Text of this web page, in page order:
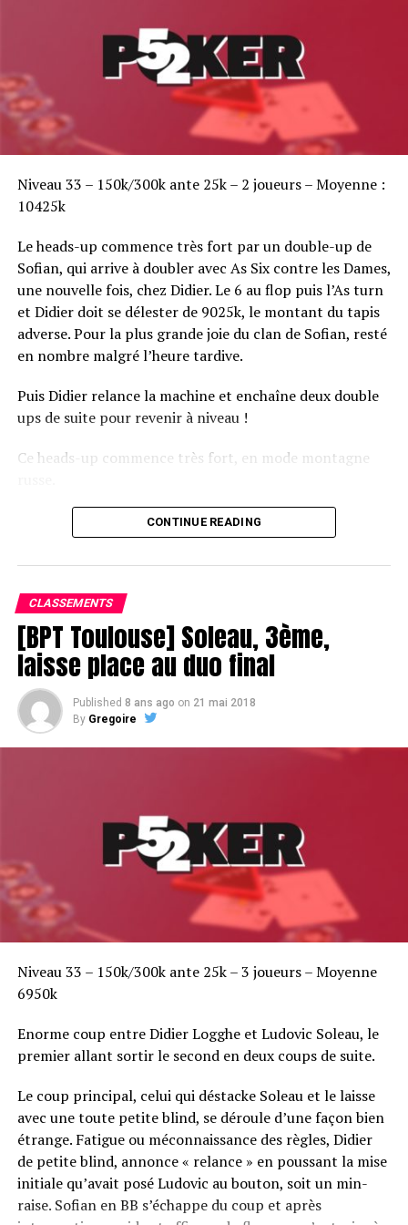
Niveau 33 – 150k/300k ante 25k – 2 joueurs – Moyenne :
10425k
Le heads-up commence très fort par un double-up de
Sofian, qui arrive à doubler avec As Six contre les Dames,
une nouvelle fois, chez Didier. Le 6 au flop puis l’As turn
et Didier doit se délester de 9025k, le montant du tapis
adverse. Pour la plus grande joie du clan de Sofian, resté
en nombre malgré l’heure tardive.
Puis Didier relance la machine et enchaîne deux double
ups de suite pour revenir à niveau !
Ce heads-up commence très fort, en mode montagne
Le champagne va réchauffer si les deux finalistes ne se décident pas !
CONTINUE READING
CLASSEMENTS
[BPT Toulouse] Soleau, 3ème,
laisse place au duo final
Published 8 ans ago on 21 mai 2018
By Gregoire
Niveau 33 – 150k/300k ante 25k – 3 joueurs – Moyenne
6950k
Enorme coup entre Didier Logghe et Ludovic Soleau, le
premier allant sortir le second en deux coups de suite.
Le coup principal, celui qui déstacke Soleau et le laisse
avec une toute petite blind, se déroule d’une façon bien
étrange. Fatigue ou méconnaissance des règles, Didier
de petite blind, annonce « relance » en poussant la mise
initiale qu’avait posé Ludovic au bouton, soit un min-
raise. Sofian en BB s’échappe du coup et après